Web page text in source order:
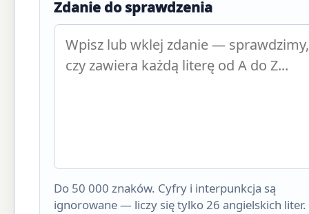
Zdanie do sprawdzenia
Do 50 000 znaków. Cyfry i interpunkcja są
ignorowane — liczy się tylko 26 angielskich liter.